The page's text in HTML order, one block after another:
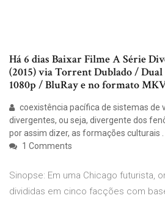
Há 6 dias Baixar Filme A Série
(2015) via Torrent Dublado /
1080p / BluRay e no formato
coexistência pacífica de sistemas de
divergentes, ou seja, divergente dos
por assim dizer, as formações culturais .
1 Comments
Sinopse: Em uma Chicago futurista,
divididas em cinco facções com